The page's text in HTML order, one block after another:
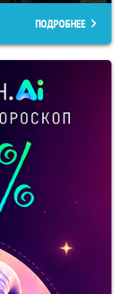
ПОДРОБНЕЕ